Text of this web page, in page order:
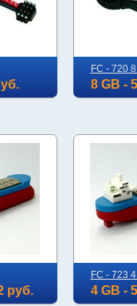
FC - 720
8 GB -
руб.
FC - 723
4 GB -